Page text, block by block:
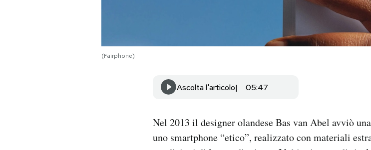
AREA PERSONALE
(Fairphone)
Ascolta l'articolo 05:47
Nel 2013 il designer olandese Bas van Abel avviò
uno smartphone “etico”, realizzato con materiali